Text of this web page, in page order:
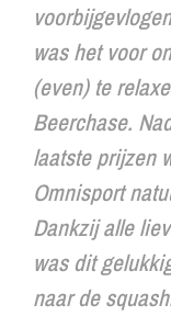
was het voor
(even) te
Beerchase.
laatste prijzen
Omnisport
Dankzij alle
was dit
naar de